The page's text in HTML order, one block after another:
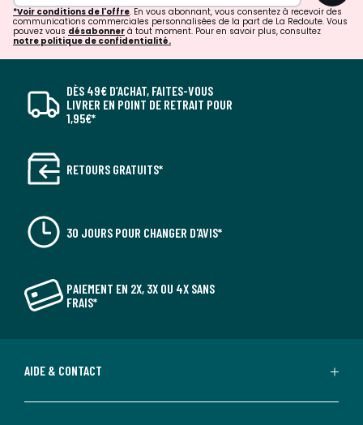
*Voir conditions de l'offre. En vous abonnant, vous consentez à recevoir des
communications commerciales personnalisées de la part de La Redoute. Vous
pouvez vous désabonner à tout moment. Pour en savoir plus, consultez
notre politique de confidentialité.
DÈS 49€ D’ACHAT, FAITES-VOUS
LIVRER EN POINT DE RETRAIT POUR
1,95€*
RETOURS GRATUITS*
30 JOURS POUR CHANGER D'AVIS*
PAIEMENT EN 2X, 3X OU 4X SANS
FRAIS*
AIDE & CONTACT